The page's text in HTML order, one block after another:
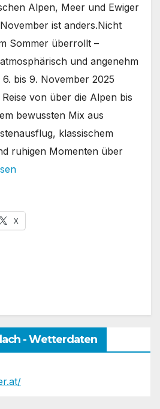
Alpen, Meer und Ewiger
ist anders.Nicht
Sommer überrollt –
und angenehm
6. bis 9. November 2025
von über die Alpen bis
bewussten Mix aus
klassischem
ruhigen Momenten über
X
- Wetterdaten